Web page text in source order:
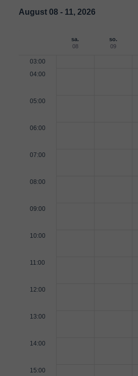
August 08 - 11, 2026
sa.
08
so.
09
03:00
04:00
05:00
06:00
07:00
08:00
09:00
10:00
11:00
12:00
13:00
14:00
15:00